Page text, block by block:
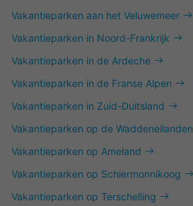
Vakantieparken aan het Veluwemeer
Vakantieparken in Noord-Frankrijk
Vakantieparken in de Ardeche
Vakantieparken in de Franse Alpen
Vakantieparken in Zuid-Duitsland
Vakantieparken op de Waddeneilanden
Vakantieparken op Ameland
Vakantieparken op Schiermonnikoog
Vakantieparken op Terschelling